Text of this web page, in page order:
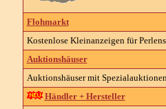
Flohmarkt
Kostenlose Kleinanzeigen für
Auktionshäuser
Auktionshäuser mit
Händler + Hersteller